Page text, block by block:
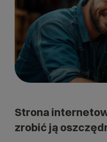
Strona
zrobić ją